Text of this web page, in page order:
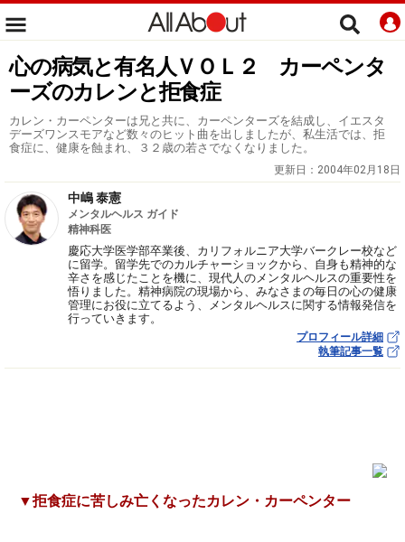
心の病気と有名人ＶＯＬ２ カーペンタ
ーズのカレンと拒食症
カレン・カーペンターは兄と共に、カーペンターズを結成し、イエスタ
デーズワンスモアなど数々のヒット曲を出しましたが、私生活では、拒
食症に、健康を蝕まれ、３２歳の若さでなくなりました。
更新日： 2004年02月18日
中嶋 泰憲
メンタルヘルス ガイド
精神科医
慶応大学医学部卒業後、カリフォルニア大学バークレー校など
に留学。留学先でのカルチャーショックから、自身も精神的な
辛さを感じたことを機に、現代人のメンタルヘルスの重要性を
悟りました。精神病院の現場から、みなさまの毎日の心の健康
管理にお役に立てるよう、メンタルヘルスに関する情報発信を
行っていきます。
プロフィール詳細
執筆記事一覧
▼拒食症に苦しみ亡くなったカレン・カーペンター